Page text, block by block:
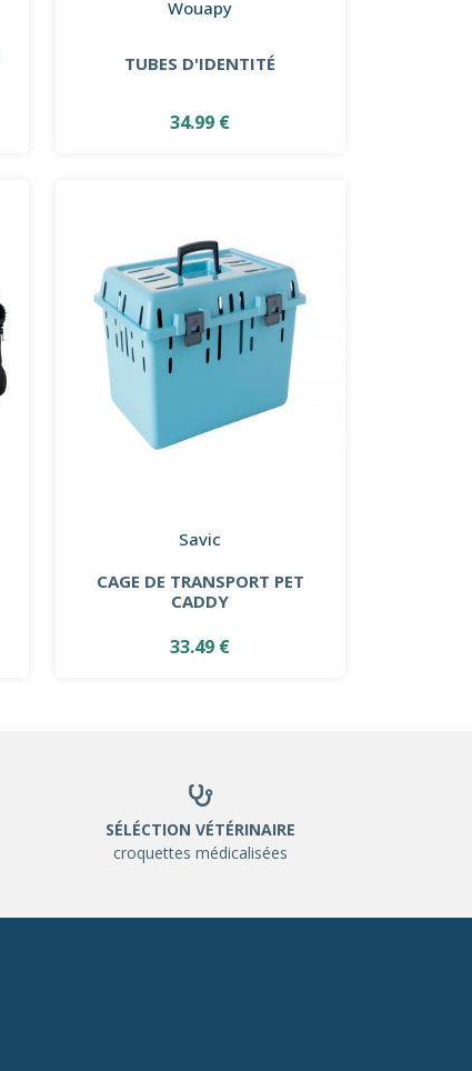
Wouapy
TUBES D'IDENTITÉ
34.99 €
Savic
CAGE DE TRANSPORT PET
CADDY
33.49 €
SÉLÉCTION VÉTÉRINAIRE
croquettes médicalisées